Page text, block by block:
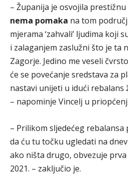
– Županija je osvojila
nema pomaka na tom
mjerama ‘zahvali’ ljudima koji
i zalaganjem zaslužni što je ta
Zagorje. Jedino me veseli
će se povećanje sredstava za
nastavi unijeti u idući
– napominje Vincelj u
– Prilikom sljedećeg
da ću tu točku ugledati na
ako ništa drugo, obvezuje
2021. – zaključio je.